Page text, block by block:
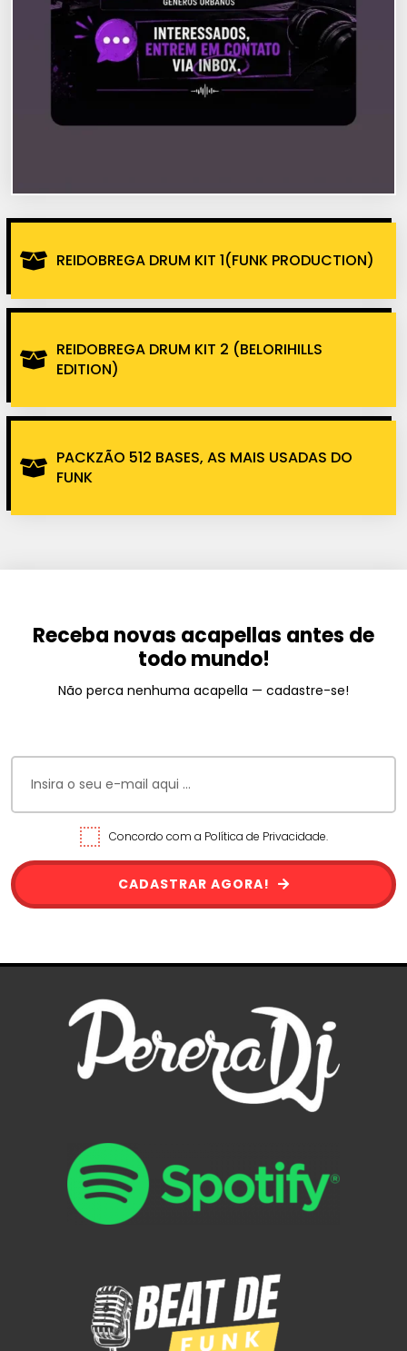
REIDOBREGA DRUM KIT 1(FUNK PRODUCTION)
REIDOBREGA DRUM KIT 2 (BELORIHILLS
EDITION)
PACKZÃO 512 BASES, AS MAIS USADAS DO
FUNK
Receba novas acapellas antes de
todo mundo!
Não perca nenhuma acapella — cadastre-se!
Concordo com a Política de Privacidade.
CADASTRAR AGORA!